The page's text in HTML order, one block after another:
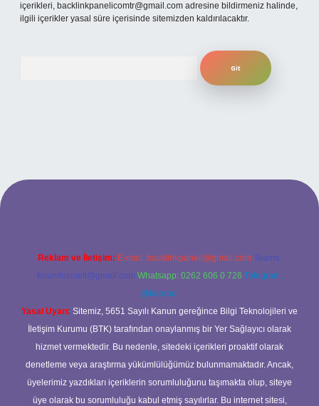
içerikleri, backlinkpanelicomtr@gmail.com adresine bildirmeniz halinde,
ilgili içerikler yasal süre içerisinde sitemizden kaldırılacaktır.
yeni giriş
Reklam ve İletişim: E-mail: backlinkpaneli@gmail.com Teams:
forumhizmeti@gmail.com Whatsapp: 0262 606 0 726 Telegram:
@karabul
Yasal Uyarı: Sitemiz, 5651 Sayılı Kanun gereğince Bilgi Teknolojileri ve
İletişim Kurumu (BTK) tarafından onaylanmış bir Yer Sağlayıcı olarak
hizmet vermektedir. Bu nedenle, sitedeki içerikleri proaktif olarak
denetleme veya araştırma yükümlülüğümüz bulunmamaktadır. Ancak,
üyelerimiz yazdıkları içeriklerin sorumluluğunu taşımakta olup, siteye
üye olarak bu sorumluluğu kabul etmiş sayılırlar. Bu internet sitesi,